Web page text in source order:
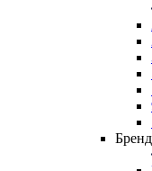
Бренд